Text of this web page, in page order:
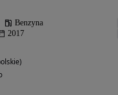
Benzyna
2017